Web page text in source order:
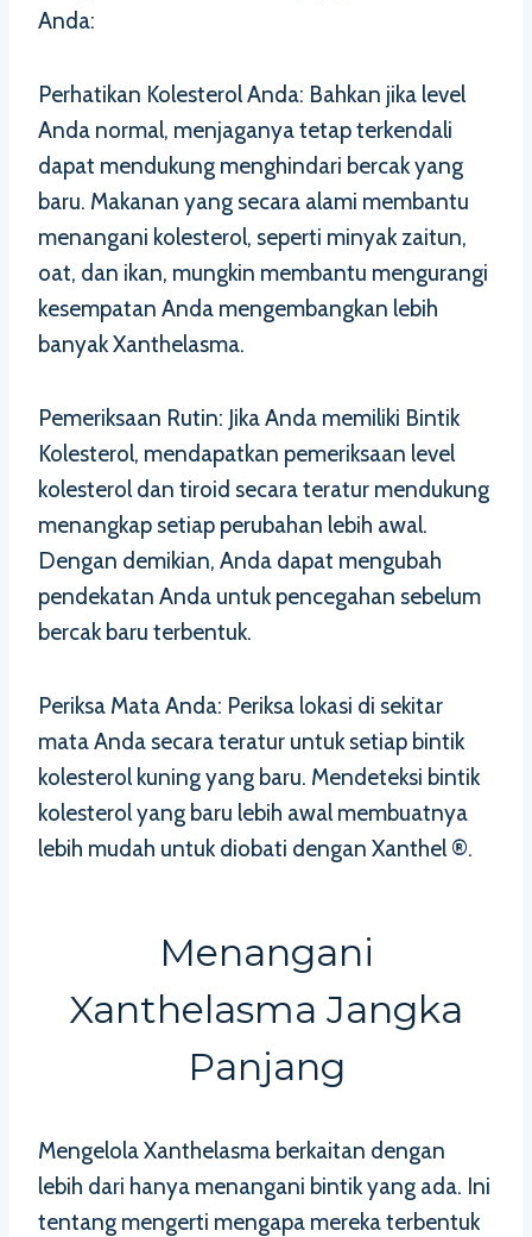
Anda:
Perhatikan Kolesterol Anda: Bahkan jika level
Anda normal, menjaganya tetap terkendali
dapat mendukung menghindari bercak yang
baru. Makanan yang secara alami membantu
menangani kolesterol, seperti minyak zaitun,
oat, dan ikan, mungkin membantu mengurangi
kesempatan Anda mengembangkan lebih
banyak Xanthelasma.
Pemeriksaan Rutin: Jika Anda memiliki Bintik
Kolesterol, mendapatkan pemeriksaan level
kolesterol dan tiroid secara teratur mendukung
menangkap setiap perubahan lebih awal.
Dengan demikian, Anda dapat mengubah
pendekatan Anda untuk pencegahan sebelum
bercak baru terbentuk.
Periksa Mata Anda: Periksa lokasi di sekitar
mata Anda secara teratur untuk setiap bintik
kolesterol kuning yang baru. Mendeteksi bintik
kolesterol yang baru lebih awal membuatnya
lebih mudah untuk diobati dengan Xanthel ®.
Menangani
Xanthelasma Jangka
Panjang
Mengelola Xanthelasma berkaitan dengan
lebih dari hanya menangani bintik yang ada. Ini
tentang mengerti mengapa mereka terbentuk